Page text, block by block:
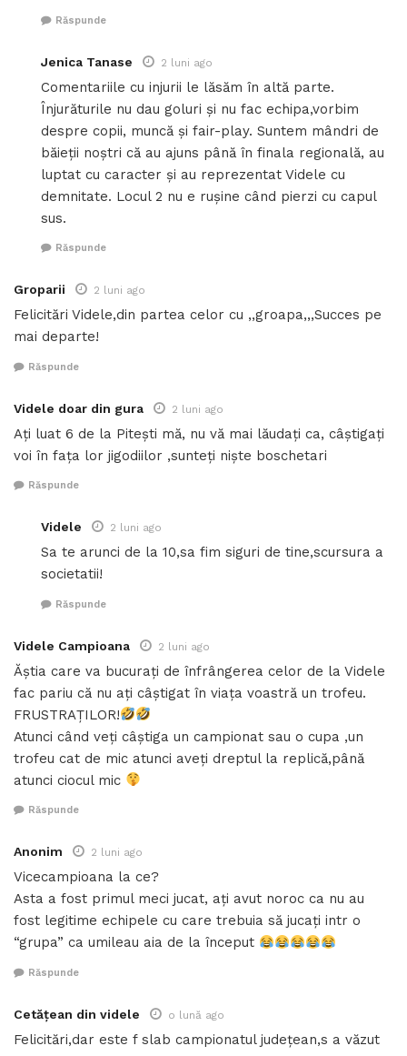
Răspunde
Jenica Tanase 2 luni ago
Comentariile cu injurii le lăsăm în altă parte.
Înjurăturile nu dau goluri și nu fac echipa,vorbim
despre copii, muncă și fair-play. Suntem mândri de
băieții noștri că au ajuns până în finala regională, au
luptat cu caracter și au reprezentat Videle cu
demnitate. Locul 2 nu e rușine când pierzi cu capul
sus.
Răspunde
Groparii 2 luni ago
Felicitări Videle,din partea celor cu ,,groapa,,,Succes pe
mai departe!
Răspunde
Videle doar din gura 2 luni ago
Ați luat 6 de la Pitești mă, nu vă mai lăudați ca, câștigați
voi în fața lor jigodiilor ,sunteți niște boschetari
Răspunde
Videle 2 luni ago
Sa te arunci de la 10,sa fim siguri de tine,scursura a
societatii!
Răspunde
Videle Campioana 2 luni ago
Ăștia care va bucurați de înfrângerea celor de la Videle
fac pariu că nu ați câștigat în viața voastră un trofeu.
FRUSTRAȚILOR!
Atunci când veți câștiga un campionat sau o cupa ,un
trofeu cat de mic atunci aveți dreptul la replică,până
atunci ciocul mic
Răspunde
Anonim 2 luni ago
Vicecampioana la ce?
Asta a fost primul meci jucat, ați avut noroc ca nu au
fost legitime echipele cu care trebuia să jucați intr o
“grupa” ca umileau aia de la început
Răspunde
Cetățean din videle o lună ago
Felicitări,dar este f slab campionatul județean,s a văzut